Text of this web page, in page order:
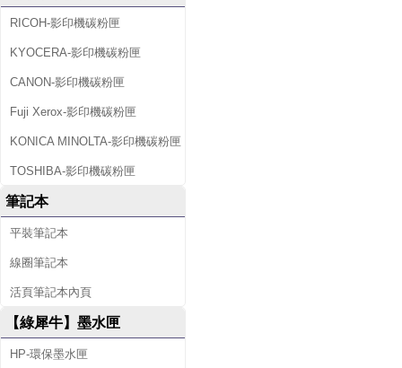
RICOH-影印機碳粉匣
KYOCERA-影印機碳粉匣
CANON-影印機碳粉匣
Fuji Xerox-影印機碳粉匣
KONICA MINOLTA-影印機碳粉匣
TOSHIBA-影印機碳粉匣
筆記本
平裝筆記本
線圈筆記本
活頁筆記本內頁
【綠犀牛】墨水匣
HP-環保墨水匣